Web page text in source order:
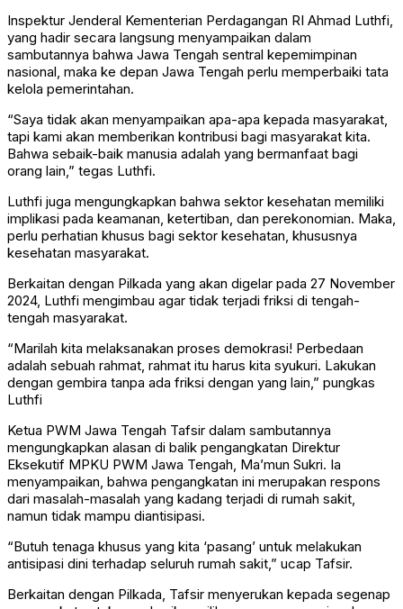
Inspektur Jenderal Kementerian Perdagangan RI Ahmad Luthfi,
yang hadir secara langsung menyampaikan dalam
sambutannya bahwa Jawa Tengah sentral kepemimpinan
nasional, maka ke depan Jawa Tengah perlu memperbaiki tata
kelola pemerintahan.
“Saya tidak akan menyampaikan apa-apa kepada masyarakat,
tapi kami akan memberikan kontribusi bagi masyarakat kita.
Bahwa sebaik-baik manusia adalah yang bermanfaat bagi
orang lain,” tegas Luthfi.
Luthfi juga mengungkapkan bahwa sektor kesehatan memiliki
implikasi pada keamanan, ketertiban, dan perekonomian. Maka,
perlu perhatian khusus bagi sektor kesehatan, khususnya
kesehatan masyarakat.
Berkaitan dengan Pilkada yang akan digelar pada 27 November
2024, Luthfi mengimbau agar tidak terjadi friksi di tengah-
tengah masyarakat.
“Marilah kita melaksanakan proses demokrasi! Perbedaan
adalah sebuah rahmat, rahmat itu harus kita syukuri. Lakukan
dengan gembira tanpa ada friksi dengan yang lain,” pungkas
Luthfi
Ketua PWM Jawa Tengah Tafsir dalam sambutannya
mengungkapkan alasan di balik pengangkatan Direktur
Eksekutif MPKU PWM Jawa Tengah, Ma’mun Sukri. Ia
menyampaikan, bahwa pengangkatan ini merupakan respons
dari masalah-masalah yang kadang terjadi di rumah sakit,
namun tidak mampu diantisipasi.
“Butuh tenaga khusus yang kita ‘pasang’ untuk melakukan
antisipasi dini terhadap seluruh rumah sakit,” ucap Tafsir.
Berkaitan dengan Pilkada, Tafsir menyerukan kepada segenap